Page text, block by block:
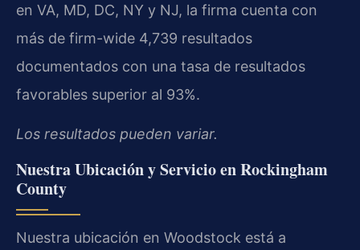
en VA, MD, DC, NY y NJ, la firma cuenta con
más de firm-wide 4,739 resultados
documentados con una tasa de resultados
favorables superior al 93%.
Los resultados pueden variar.
Nuestra Ubicación y Servicio en Rockingham
County
Nuestra ubicación en Woodstock está a